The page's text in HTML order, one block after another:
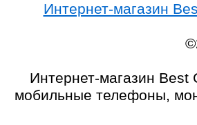
Интернет-магазин
Интернет-магазин Best
мобильные телефоны,